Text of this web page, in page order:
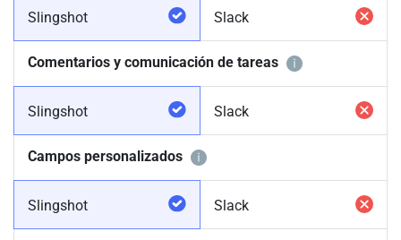
Slingshot Slack
Comentarios y comunicación de tareas
Slingshot Slack
Campos personalizados
Slingshot Slack